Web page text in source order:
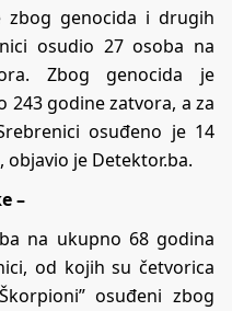
zbog genocida i drugih
osudio 27 osoba na
Zbog genocida je
243 godine zatvora, a za
osuđeno je 14
je Detektor.ba.
–
na ukupno 68 godina
od kojih su četvorica
osuđeni zbog